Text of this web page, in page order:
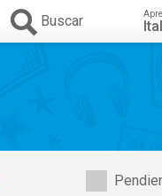
Buscar